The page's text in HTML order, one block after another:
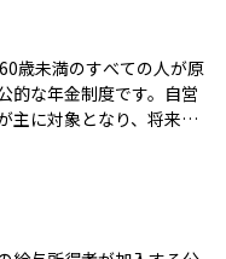
は氏名、生年月日、保
、扶養家族にも交付され
た後に使用すると医療費
ため、異動や就職・退職
とが大切です。
歳未満のすべての人が原
的な年金制度です。自営
主に対象となり、将来の
作る仕組みであり、日
です。